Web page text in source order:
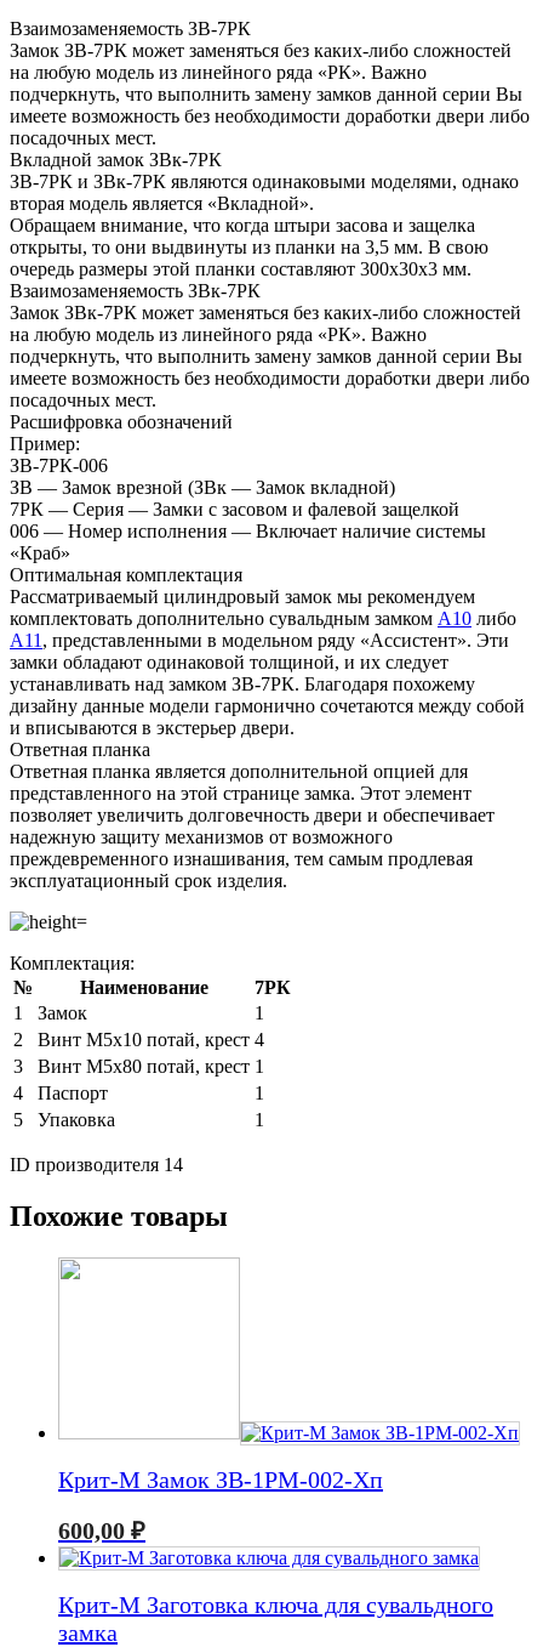
Взаимозаменяемость ЗВ-7РК
Замок ЗВ-7РК может заменяться без каких-либо сложностей
на любую модель из линейного ряда «РК». Важно
подчеркнуть, что выполнить замену замков данной серии Вы
имеете возможность без необходимости доработки двери либо
посадочных мест.
Вкладной замок ЗВк-7РК
ЗВ-7РК и ЗВк-7РК являются одинаковыми моделями, однако
вторая модель является «Вкладной».
Обращаем внимание, что когда штыри засова и защелка
открыты, то они выдвинуты из планки на 3,5 мм. В свою
очередь размеры этой планки составляют 300х30х3 мм.
Взаимозаменяемость ЗВк-7РК
Замок ЗВк-7РК может заменяться без каких-либо сложностей
на любую модель из линейного ряда «РК». Важно
подчеркнуть, что выполнить замену замков данной серии Вы
имеете возможность без необходимости доработки двери либо
посадочных мест.
Расшифровка обозначений
Пример:
ЗВ-7РК-006
ЗВ — Замок врезной (ЗВк — Замок вкладной)
7РК — Серия — Замки с засовом и фалевой защелкой
006 — Номер исполнения — Включает наличие системы
«Краб»
Оптимальная комплектация
Рассматриваемый цилиндровый замок мы рекомендуем
комплектовать дополнительно сувальдным замком А10 либо
А11 , представленными в модельном ряду «Ассистент». Эти
замки обладают одинаковой толщиной, и их следует
устанавливать над замком ЗВ-7РК. Благодаря похожему
дизайну данные модели гармонично сочетаются между собой
и вписываются в экстерьер двери.
Ответная планка
Ответная планка является дополнительной опцией для
представленного на этой странице замка. Этот элемент
позволяет увеличить долговечность двери и обеспечивает
надежную защиту механизмов от возможного
преждевременного изнашивания, тем самым продлевая
эксплуатационный срок изделия.
Комплектация:
№
Наименование
7РК
1
Замок
1
2
Винт М5х10 потай, крест 4
3
Винт М5х80 потай, крест 1
4
Паспорт
1
5
Упаковка 1
ID производителя 14
Похожие товары
Крит-М Замок ЗВ-1РМ-002-Хп
600,00 ₽
Крит-М Заготовка ключа для сувальдного
замка